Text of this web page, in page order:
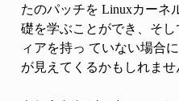
たのパッチを Linuxカーネ
礎を学ぶことができ、そ
ィアを持っ ていない場合
が見えてくるかもしれませ